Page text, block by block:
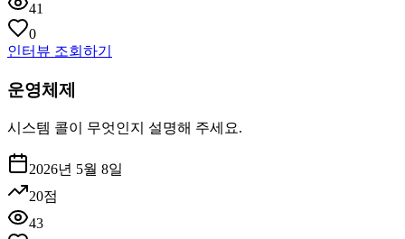
41
0
인터뷰 조회하기
운영체제
시스템 콜이 무엇인지 설명해 주세요.
2026년 5월 8일
20점
43